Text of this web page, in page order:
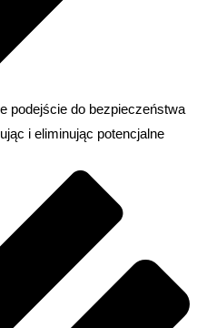
podejście do bezpieczeństwa
i eliminując potencjalne